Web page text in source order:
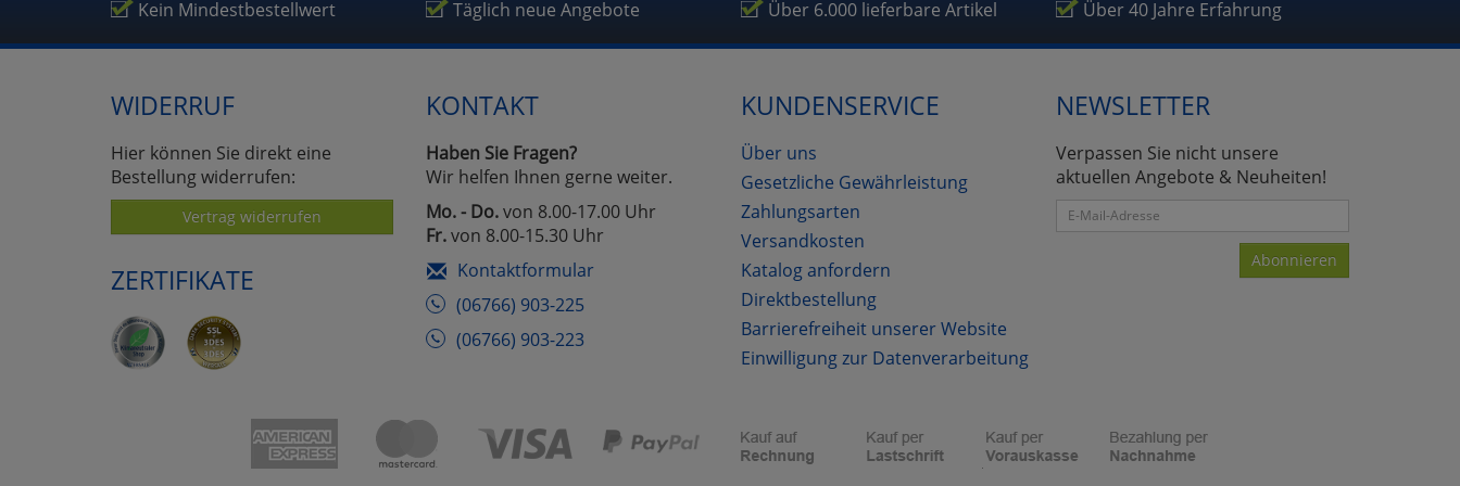
Kein Mindestbestellwert Täglich neue Angebote Über 6.000 lieferbare Artikel Über 40 Jahre Erfahrung
WIDERRUF
Hier können Sie direkt eine
Bestellung widerrufen:
Vertrag widerrufen
ZERTIFIKATE
KONTAKT
Haben Sie Fragen?
Wir helfen Ihnen gerne weiter.
Mo. - Do.von 8.00-17.00 Uhr
Fr.von 8.00-15.30 Uhr
Kontaktformular
(06766) 903-225
(06766) 903-223
KUNDENSERVICE
Über uns
Gesetzliche Gewährleistung
Zahlungsarten
Versandkosten
Katalog anfordern
Direktbestellung
Barrierefreiheit unserer Website
Einwilligung zur Datenverarbeitung
NEWSLETTER
Verpassen Sie nicht unsere
aktuellen Angebote & Neuheiten!
Abonnieren
Umfragetools